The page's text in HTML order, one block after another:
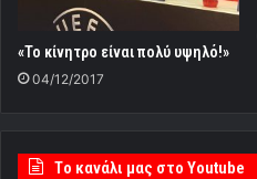
«Το κίνητρο είναι πολύ υψηλό!»
04/12/2017
Tο κανάλι μας στο Youtube